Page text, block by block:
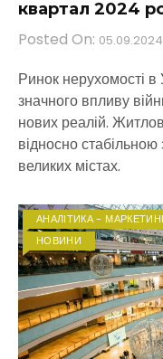
квартал 2024
Posted On: 05.09.2024
Ринок нерухомості в
значного впливу
нових реалій.
відносно
великих містах.
АНАЛІТИКА -
НОВИНИ